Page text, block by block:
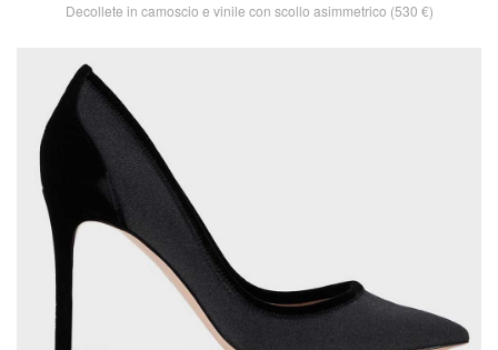
Decollete in camoscio e vinile con scollo asimmetrico (530 €)